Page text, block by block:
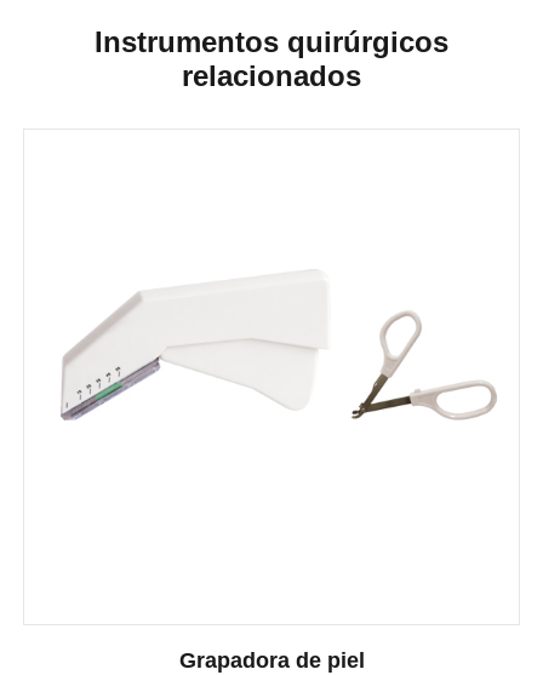
Instrumentos quirúrgicos
relacionados
Grapadora de piel